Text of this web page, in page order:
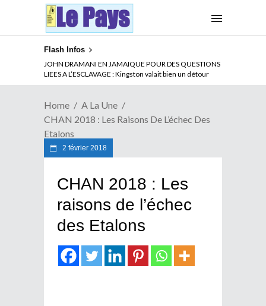
Flash Infos
JOHN DRAMANI EN JAMAIQUE POUR DES QUESTIONS
LIEES A L’ESCLAVAGE : Kingston valait bien un détour
ABSENCE PROLONGEE DE PAUL BIYA DU CAMEROUN :
Qui pilote le Cameroun ?
Home
A La Une
CHAN 2018 : Les Raisons De L’échec Des
Etalons
2 février 2018
CHAN 2018 : Les
raisons de l’échec
des Etalons